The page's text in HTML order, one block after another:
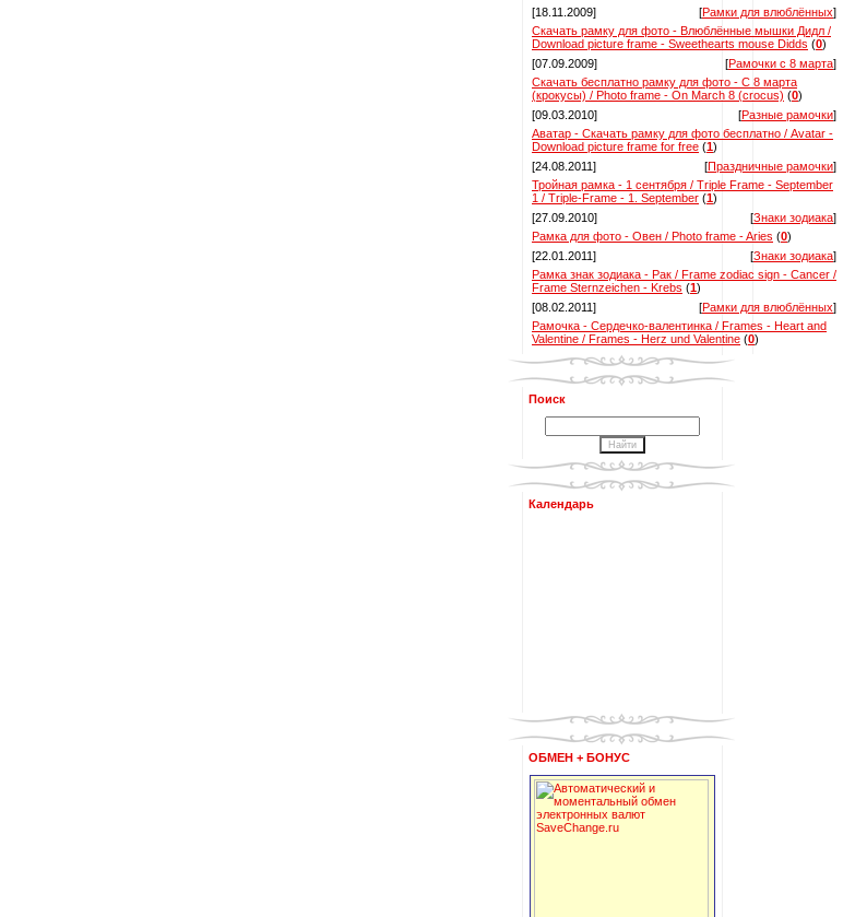
[18.11.2009]
[Рамки для влюблённых]
Скачать рамку для фото - Влюблённые мышки Дидл /
Download picture frame - Sweethearts mouse Didds (0)
[07.09.2009]
[Рамочки с 8 марта]
Скачать бесплатно рамку для фото - С 8 марта
(крокусы) / Photo frame - On March 8 (crocus) (0)
[09.03.2010]
[Разные рамочки]
Аватар - Скачать рамку для фото бесплатно / Avatar -
Download picture frame for free (1)
[24.08.2011]
[Праздничные рамочки]
Тройная рамка - 1 сентября / Triple Frame - September
1 / Triple-Frame - 1. September (1)
[27.09.2010]
[Знаки зодиака]
Рамка для фото - Овен / Photo frame - Aries (0)
[22.01.2011]
[Знаки зодиака]
Рамка знак зодиака - Рак / Frame zodiac sign - Cancer /
Frame Sternzeichen - Krebs (1)
[08.02.2011]
[Рамки для влюблённых]
Рамочка - Сердечко-валентинка / Frames - Heart and
Valentine / Frames - Herz und Valentine (0)
Поиск
Календарь
ОБМЕН + БОНУС